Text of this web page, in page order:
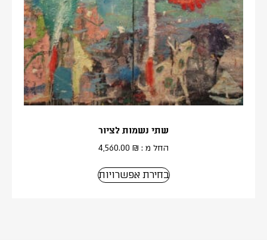
שתי נשמות לציור
החל מ : 4,560.00 ₪
בחירת אפשרויות